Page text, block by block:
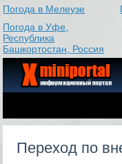
Погода в Мелеузе
Погода в Уфе,
Республика
Башкортостан, Россия
Переход по